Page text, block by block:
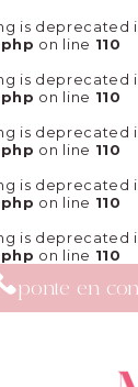
is deprecated
on line 110
is deprecated
on line 110
is deprecated
on line 110
is deprecated
on line 110
is deprecated
on line 110
ponte en